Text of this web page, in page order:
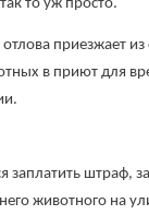
то уж просто.
приезжает
в приют для
заплатить штраф,
животного на